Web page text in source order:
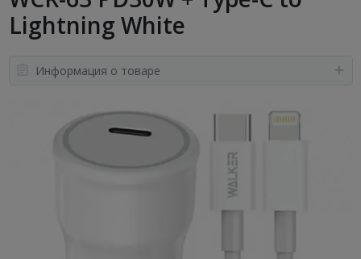
Lightning White
Информация о товаре